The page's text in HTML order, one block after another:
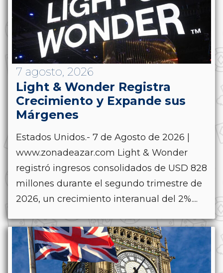
7 agosto, 2026
Light & Wonder Registra
Crecimiento y Expande sus
Márgenes
Estados Unidos.- 7 de Agosto de 2026 |
www.zonadeazar.com Light & Wonder
registró ingresos consolidados de USD 828
millones durante el segundo trimestre de
2026, un crecimiento interanual del 2%....